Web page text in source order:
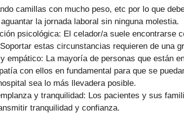
camillas con mucho peso, etc por lo que
la jornada laboral sin ninguna molestia.
psicológica: El celador/a suele encontrarse
estas circunstancias requieren de una
empático: La mayoría de personas que están
con ellos en fundamental para que se
sea lo más llevadera posible.
y tranquilidad: Los pacientes y sus
tranquilidad y confianza.